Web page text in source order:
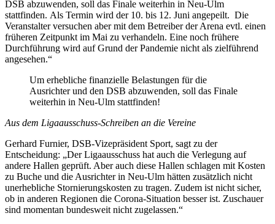
DSB abzuwenden, soll das Finale weiterhin in Neu-Ulm
stattfinden. Als Termin wird der 10. bis 12. Juni angepeilt. Die
Veranstalter versuchen aber mit dem Betreiber der Arena evtl. einen
früheren Zeitpunkt im Mai zu verhandeln. Eine noch frühere
Durchführung wird auf Grund der Pandemie nicht als zielführend
angesehen.“
Um erhebliche finanzielle Belastungen für die
Ausrichter und den DSB abzuwenden, soll das Finale
weiterhin in Neu-Ulm stattfinden!
Aus dem Ligaausschuss-Schreiben an die Vereine
Gerhard Furnier, DSB-Vizepräsident Sport, sagt zu der
Entscheidung: „Der Ligaausschuss hat auch die Verlegung auf
andere Hallen geprüft. Aber auch diese Hallen schlagen mit Kosten
zu Buche und die Ausrichter in Neu-Ulm hätten zusätzlich nicht
unerhebliche Stornierungskosten zu tragen. Zudem ist nicht sicher,
ob in anderen Regionen die Corona-Situation besser ist. Zuschauer
sind momentan bundesweit nicht zugelassen.“